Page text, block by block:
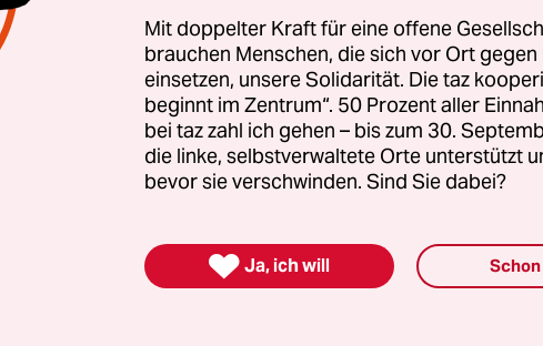
2015 insgesamt 348 Zivilisten und ein Soldat
beim Kampf gegen schiitische Extremisten in Zaria
Gewalt“ angewandt hat.
Mit doppelter Kraft für eine offene
brauchen Menschen, die sich vor Ort
einsetzen, unsere Solidarität. Die taz
beginnt im Zentrum“. 50 Prozent aller
bei taz zahl ich gehen – bis zum 30.
die linke, selbstverwaltete Orte unterstützt
bevor sie verschwinden. Sind Sie dabei?
 Ja, ich will